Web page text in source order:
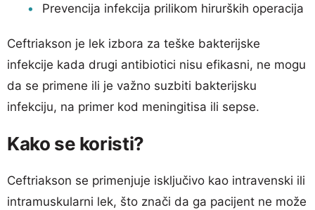
Prevencija infekcija prilikom hirurških operacija
Ceftriakson je lek izbora za teške bakterijske
infekcije kada drugi antibiotici nisu efikasni, ne mogu
da se primene ili je važno suzbiti bakterijsku
infekciju, na primer kod meningitisa ili sepse.
Kako se koristi?
Ceftriakson se primenjuje isključivo kao intravenski ili
intramuskularni lek, što znači da ga pacijent ne može